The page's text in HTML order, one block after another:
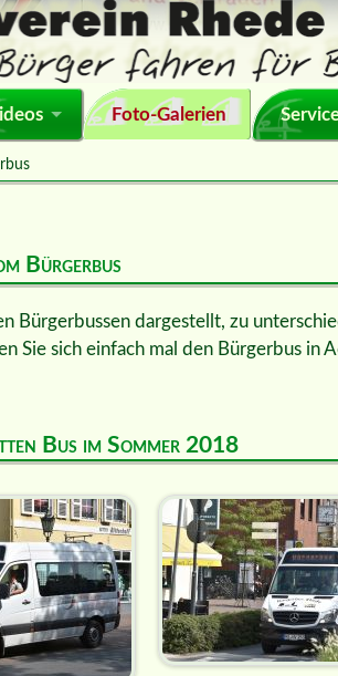
Foto-Galerien
Bürgerbus
Bürgerbussen dargestellt, zu
Sie sich einfach mal den Bürgerbus in
Bus im Sommer 2018